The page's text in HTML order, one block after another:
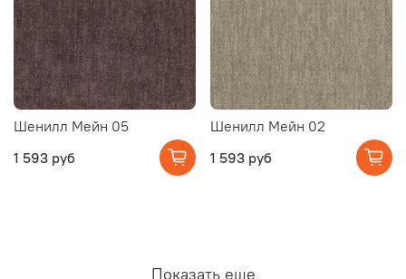
Шенилл Мейн 05
1 593 руб
Шенилл Мейн 02
1 593 руб
Показать еще